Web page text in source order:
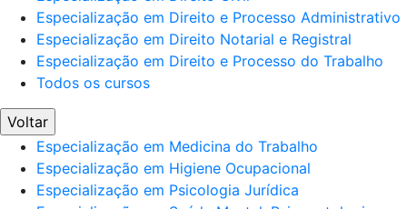
Especialização em Direito e Processo Administrativo
Especialização em Direito Notarial e Registral
Especialização em Direito e Processo do Trabalho
Todos os cursos
Voltar
Especialização em Medicina do Trabalho
Especialização em Higiene Ocupacional
Especialização em Psicologia Jurídica